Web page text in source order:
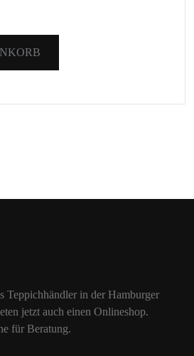
Teppichhändler in der Hamburger
jetzt auch einen Onlineshop.
für Beratung.